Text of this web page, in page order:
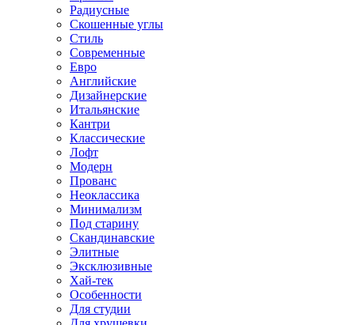
Радиусные
Скошенные углы
Стиль
Современные
Евро
Английские
Дизайнерские
Итальянские
Кантри
Классические
Лофт
Модерн
Прованс
Неоклассика
Минимализм
Под старину
Скандинавские
Элитные
Эксклюзивные
Хай-тек
Особенности
Для студии